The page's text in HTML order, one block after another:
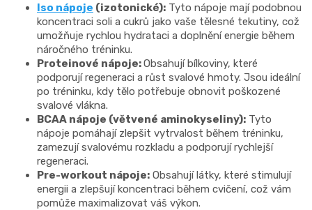
d
a
í
p
r
v
k
y
ý
p
Iso nápoje (izotonické): Tyto nápoje mají podobnou
koncentraci soli a cukrů jako vaše tělesné tekutiny, což
umožňuje rychlou hydrataci a doplnění energie během
náročného tréninku.
Proteinové nápoje:Obsahují bílkoviny, které
podporují regeneraci a růst svalové hmoty. Jsou ideální
po tréninku, kdy tělo potřebuje obnovit poškozené
svalové vlákna.
BCAA nápoje (větvené aminokyseliny): Tyto
nápoje pomáhají zlepšit vytrvalost během tréninku,
zamezují svalovému rozkladu a podporují rychlejší
regeneraci.
Pre-workout nápoje: Obsahují látky, které stimulují
energii a zlepšují koncentraci během cvičení, což vám
pomůže maximalizovat váš výkon.